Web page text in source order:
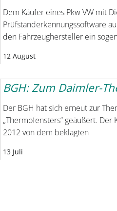
Dem Käufer eines Pkw VW mit
Prüfstanderkennungssoftware
den Fahrzeughersteller ein
12 August
BGH: Zum Daimler-
Der BGH hat sich erneut zur
„Thermofensters“ geäußert.
2012 von dem beklagten
13 Juli